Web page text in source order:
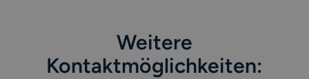
Weitere
Kontaktmöglichkeiten: